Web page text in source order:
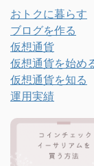
おトクに暮らす
ブログを作る
仮想通貨
仮想通貨を始め
仮想通貨を知る
運用実績